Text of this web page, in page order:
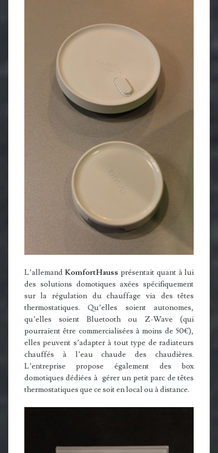
L’allemandKomfortHauss présentait quant à lui
des solutions domotiques axées spécifiquement
sur la régulation du chauffage via des têtes
thermostatiques. Qu’elles soient autonomes,
qu’elles soient Bluetooth ou Z-Wave (qui
pourraient être commercialisées à moins de 50€),
elles peuvent s’adapter à tout type de radiateurs
chauffés à l’eau chaude des chaudières.
L’entreprise propose également des box
domotiques dédiées à gérer un petit parc de têtes
thermostatiques que ce soit en local ou à distance.